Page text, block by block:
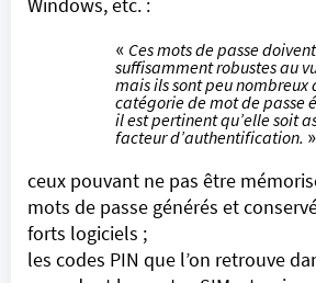
Windows, etc. :
« Ces mots de passe
suffisamment robustes au
mais ils sont peu nombreux
catégorie de mot de passe
il est pertinent qu’elle soit
facteur d’authentification. »
ceux pouvant ne pas être
mots de passe générés et
forts logiciels ;
les codes PIN que l’on retrouve